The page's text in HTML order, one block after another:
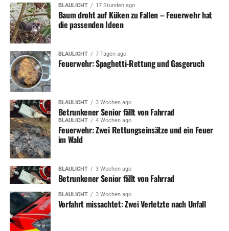
BLAULICHT 17 Stunden ago
Baum droht auf Küken zu Fallen – Feuerwehr hat
die passenden Ideen
BLAULICHT 7 Tagen ago
Feuerwehr: Spaghetti-Rettung und Gasgeruch
BLAULICHT 3 Wochen ago
Betrunkener Senior fällt von Fahrrad
BLAULICHT 4 Wochen ago
Feuerwehr: Zwei Rettungseinsätze und ein Feuer
im Wald
BLAULICHT 3 Wochen ago
Betrunkener Senior fällt von Fahrrad
BLAULICHT 3 Wochen ago
Vorfahrt missachtet: Zwei Verletzte nach Unfall